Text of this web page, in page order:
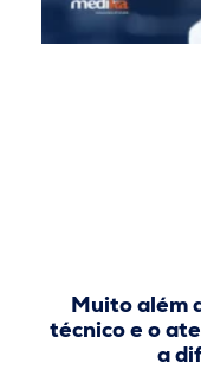
Muito além
técnico e o
a